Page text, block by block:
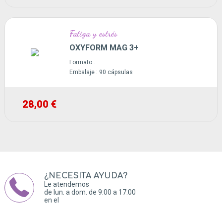
Fatiga y estrés
OXYFORM MAG 3+
Formato :
Embalaje : 90 cápsulas
28,00 €
¿NECESITA AYUDA?
Le atendemos
de lun. a dom. de 9:00 a 17:00
en el